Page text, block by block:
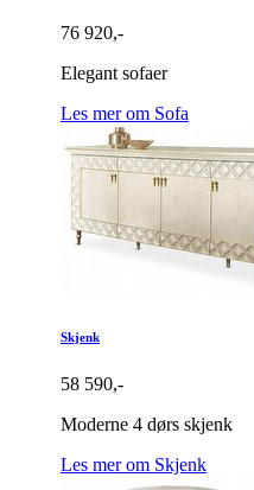
76 920,-
Elegant sofaer
Les mer om Sofa
Skjenk
58 590,-
Moderne 4 dørs skjenk
Les mer om Skjenk